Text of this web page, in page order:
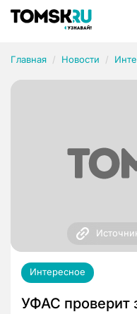
Главная Новости
Интересное
УФАС проверит